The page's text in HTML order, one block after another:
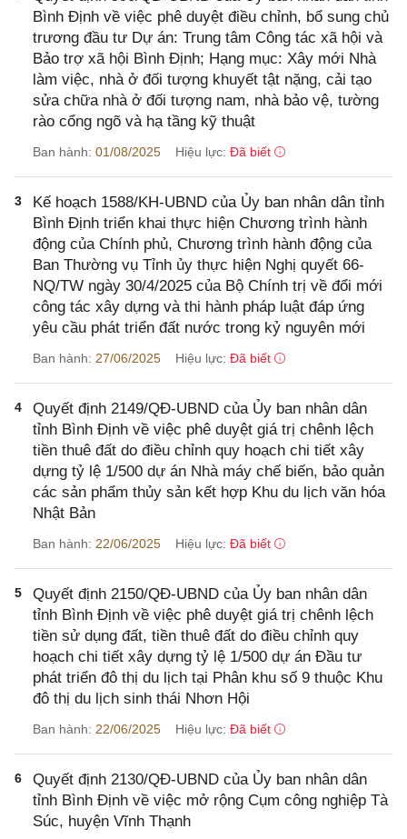
Bình Định về việc phê duyệt điều chỉnh, bổ sung chủ
trương đầu tư Dự án: Trung tâm Công tác xã hội và
Bảo trợ xã hội Bình Định; Hạng mục: Xây mới Nhà
làm việc, nhà ở đối tượng khuyết tật nặng, cải tạo
sửa chữa nhà ở đối tượng nam, nhà bảo vệ, tường
rào cổng ngõ và hạ tầng kỹ thuật
Ban hành: 01/08/2025 Hiệu lực: Đã biết
3
Kế hoạch 1588/KH-UBND của Ủy ban nhân dân tỉnh
Bình Định triển khai thực hiện Chương trình hành
động của Chính phủ, Chương trình hành động của
Ban Thường vụ Tỉnh ủy thực hiện Nghị quyết 66-
NQ/TW ngày 30/4/2025 của Bộ Chính trị về đổi mới
công tác xây dựng và thi hành pháp luật đáp ứng
yêu cầu phát triển đất nước trong kỷ nguyên mới
Ban hành: 27/06/2025 Hiệu lực: Đã biết
4
Quyết định 2149/QĐ-UBND của Ủy ban nhân dân
tỉnh Bình Định về việc phê duyệt giá trị chênh lệch
tiền thuê đất do điều chỉnh quy hoạch chi tiết xây
dựng tỷ lệ 1/500 dự án Nhà máy chế biến, bảo quản
các sản phẩm thủy sản kết hợp Khu du lịch văn hóa
Nhật Bản
Ban hành: 22/06/2025 Hiệu lực: Đã biết
5
Quyết định 2150/QĐ-UBND của Ủy ban nhân dân
tỉnh Bình Định về việc phê duyệt giá trị chênh lệch
tiền sử dụng đất, tiền thuê đất do điều chỉnh quy
hoạch chi tiết xây dựng tỷ lệ 1/500 dự án Đầu tư
phát triển đô thị du lịch tại Phân khu số 9 thuộc Khu
đô thị du lịch sinh thái Nhơn Hội
Ban hành: 22/06/2025 Hiệu lực: Đã biết
6
Quyết định 2130/QĐ-UBND của Ủy ban nhân dân
tỉnh Bình Định về việc mở rộng Cụm công nghiệp Tà
Súc, huyện Vĩnh Thạnh